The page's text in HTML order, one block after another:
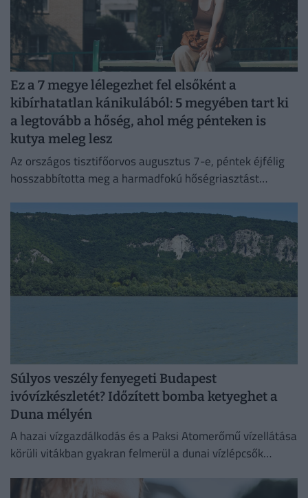
Ez a 7 megye lélegezhet fel elsőként a
kibírhatatlan kánikulából: 5 megyében tart ki
a legtovább a hőség, ahol még pénteken is
kutya meleg lesz
Az országos tisztifőorvos augusztus 7-e, péntek éjfélig
hosszabbította meg a harmadfokú hőségriasztást
fellélegezhetünk.
Súlyos veszély fenyegeti Budapest
ivóvízkészletét? Időzített bomba ketyeghet a
Duna mélyén
A hazai vízgazdálkodás és a Paksi Atomerőmű vízellátása
körüli vitákban gyakran felmerül a dunai vízlépcsők
évszázados,...